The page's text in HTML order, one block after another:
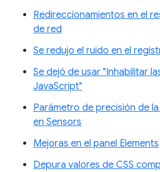
Redireccionamientos en el
de red
Se redujo el ruido en el
Se dejó de usar "Inhabilitar
JavaScript"
Parámetro de precisión de
en Sensors
Mejoras en el panel Elements
Depura valores de CSS